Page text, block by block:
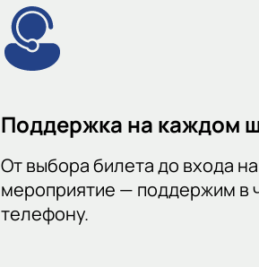
Поддержка на каждом
От выбора билета до входа на
мероприятие — поддержим в
телефону.